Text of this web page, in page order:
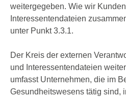
weitergegeben. Wie wir
Interessentendateien
unter Punkt 3.3.1.
Der Kreis der externen
und Interessentendateien
umfasst Unternehmen, die im
Gesundheitswesens tätig sind,